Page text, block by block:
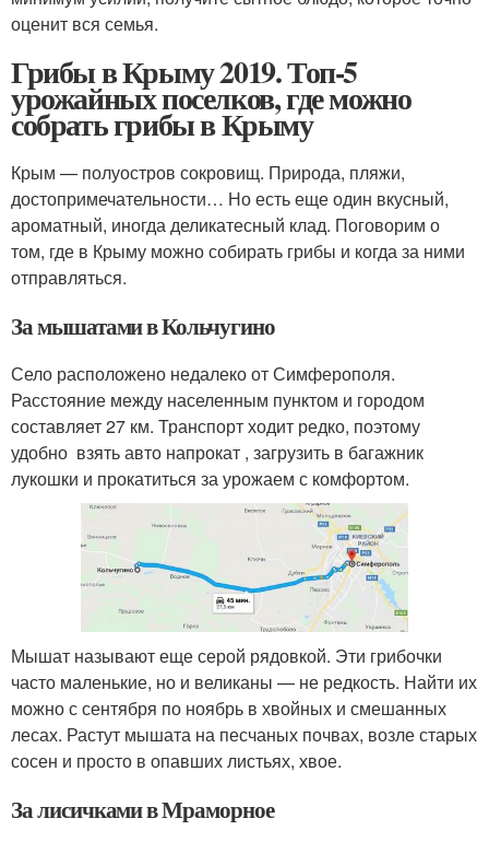
оценит вся семья.
Грибы в Крыму 2019. Топ-5
урожайных поселков, где можно
собрать грибы в Крыму
Крым — полуостров сокровищ. Природа, пляжи,
достопримечательности… Но есть еще один вкусный,
ароматный, иногда деликатесный клад. Поговорим о
том, где в Крыму можно собирать грибы и когда за ними
отправляться.
За мышатами в Кольчугино
Село расположено недалеко от Симферополя.
Расстояние между населенным пунктом и городом
составляет 27 км. Транспорт ходит редко, поэтому
удобно взять авто напрокат , загрузить в багажник
лукошки и прокатиться за урожаем с комфортом.
Мышат называют еще серой рядовкой. Эти грибочки
часто маленькие, но и великаны — не редкость. Найти их
можно с сентября по ноябрь в хвойных и смешанных
лесах. Растут мышата на песчаных почвах, возле старых
сосен и просто в опавших листьях, хвое.
За лисичками в Мраморное